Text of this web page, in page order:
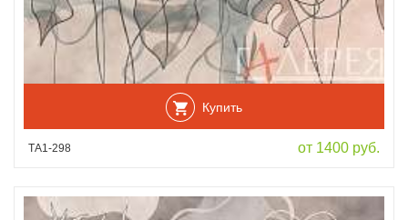
Купить
ТА1-298 от 1400 руб.